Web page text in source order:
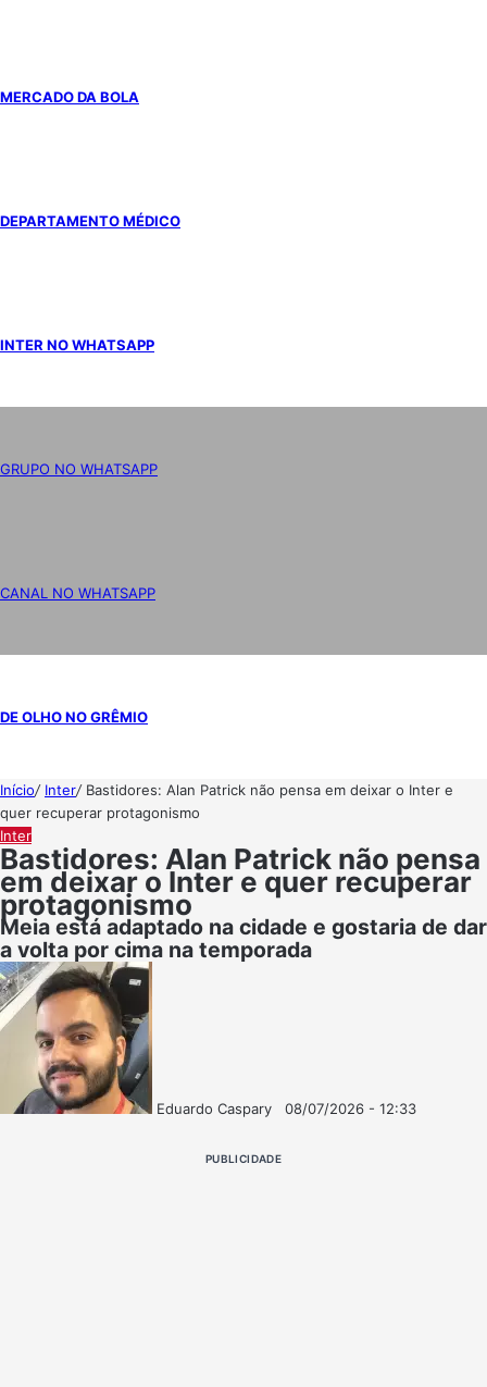
MERCADO DA BOLA
DEPARTAMENTO MÉDICO
INTER NO WHATSAPP
GRUPO NO WHATSAPP
CANAL NO WHATSAPP
DE OLHO NO GRÊMIO
Início/ Inter/ Bastidores: Alan Patrick não pensa em deixar o Inter e
quer recuperar protagonismo
Inter
Bastidores: Alan Patrick não pensa
em deixar o Inter e quer recuperar
protagonismo
Meia está adaptado na cidade e gostaria de dar
a volta por cima na temporada
Eduardo Caspary
Xe-
08/07/2026 - 12:33
PUBLICIDADE